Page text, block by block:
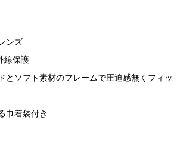
ンズ
線保護
とソフト素材のフレームで圧迫感無くフィッ
巾着袋付き